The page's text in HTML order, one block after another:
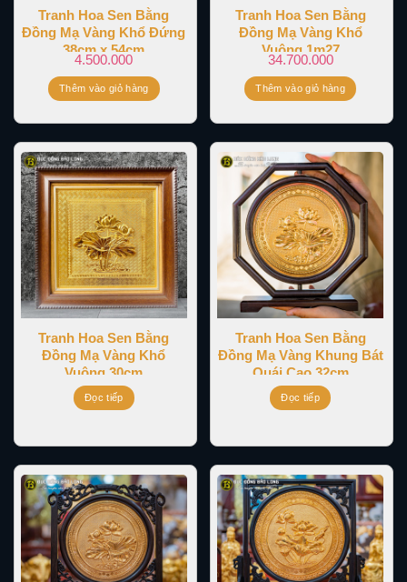
Tranh Hoa Sen Bằng
Đồng Mạ Vàng Khổ Đứng
38cm x 54cm
4.500.000
Thêm vào giỏ hàng
Tranh Hoa Sen Bằng
Đồng Mạ Vàng Khổ
Vuông 1m27
34.700.000
Thêm vào giỏ hàng
Tranh Hoa Sen Bằng
Đồng Mạ Vàng Khổ
Vuông 30cm
Đọc tiếp
Tranh Hoa Sen Bằng
Đồng Mạ Vàng Khung Bát
Quái Cao 32cm
Đọc tiếp